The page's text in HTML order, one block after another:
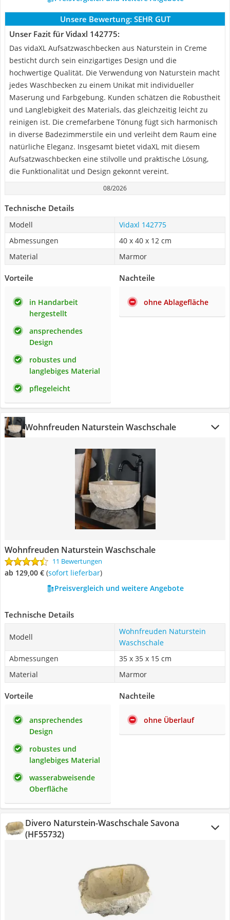
Unsere Bewertung: SEHR GUT
Unser Fazit für Vidaxl 142775:
Das vidaXL Aufsatzwaschbecken aus Naturstein in Creme
besticht durch sein einzigartiges Design und die
hochwertige Qualität. Die Verwendung von Naturstein macht
jedes Waschbecken zu einem Unikat mit individueller
Maserung und Farbgebung. Kunden schätzen die Robustheit
und Langlebigkeit des Materials, das gleichzeitig leicht zu
reinigen ist. Die cremefarbene Tönung fügt sich harmonisch
in diverse Badezimmerstile ein und verleiht dem Raum eine
natürliche Eleganz. Insgesamt bietet vidaXL mit diesem
Aufsatzwaschbecken eine stilvolle und praktische Lösung,
die Funktionalität und Design gekonnt vereint.
08/2026
Technische Details
Modell
Vidaxl 142775
Abmessungen
‎40 x 40 x 12 cm
Material
Marmor
Vorteile
in Handarbeit
hergestellt
ansprechendes
Design
robustes und
langlebiges Material
pflegeleicht
Nachteile
ohne Ablagefläche
Wohnfreuden Naturstein Waschschale
Wohnfreuden Naturstein Waschschale
11 Bewertungen
ab 129,00 € ( Sofort lieferbar)
Preisvergleich und weitere Angebote
Technische Details
Modell
Wohnfreuden Naturstein
Waschschale
Abmessungen
35 x 35 x 15 cm
Material
Marmor
Vorteile
ansprechendes
Design
robustes und
langlebiges Material
wasserabweisende
Oberfläche
Nachteile
ohne Überlauf
Divero Naturstein-Waschschale Savona
(HF55732)